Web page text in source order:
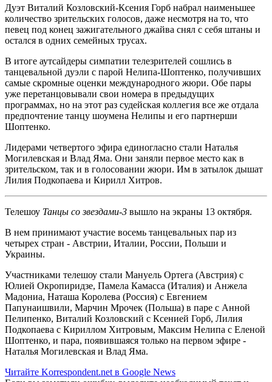
Дуэт Виталий Козловский-Ксения Горб набрал наименьшее
количество зрительских голосов, даже несмотря на то, что
певец под конец зажигательного джайва снял с себя штаны и
остался в одних семейных трусах.
В итоге аутсайдеры симпатии телезрителей сошлись в
танцевальной дуэли с парой Нелипа-Шоптенко, получивших
самые скромные оценки международного жюри. Обе пары
уже перетанцовывали свои номера в предыдущих
программах, но на этот раз судейская коллегия все же отдала
предпочтение танцу шоумена Нелипы и его партнерши
Шоптенко.
Лидерами четвертого эфира единогласно стали Наталья
Могилевская и Влад Яма. Они заняли первое место как в
зрительском, так и в голосовании жюри. Им в затылок дышат
Лилия Подкопаева и Кирилл Хитров.
Телешоу Танцы со звездами-3 вышло на экраны 13 октября.
В нем принимают участие восемь танцевальных пар из
четырех стран - Австрии, Италии, России, Польши и
Украины.
Участниками телешоу стали Мануель Ортега (Австрия) с
Юлией Окропиридзе, Памела Камасса (Италия) и Анжела
Мадониа, Наташа Королева (Россия) с Евгением
Папунаишвили, Марчин Мрочек (Польша) в паре с Анной
Пелипенко, Виталий Козловский с Ксенией Горб, Лилия
Подкопаева с Кириллом Хитровым, Максим Нелипа с Еленой
Шоптенко, и пара, появившаяся только на первом эфире -
Наталья Могилевская и Влад Яма.
Читайте Korrespondent.net в Google News